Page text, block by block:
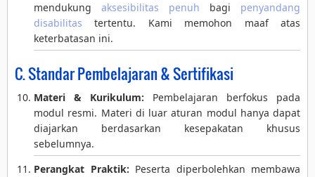
mendukung aksesibilitas penuh bagi penyandang
disabilitas tertentu. Kami memohon maaf atas
keterbatasan ini.
C. Standar Pembelajaran & Sertifikasi
Materi & Kurikulum: Pembelajaran berfokus pada
modul resmi. Materi di luar aturan modul hanya dapat
diajarkan berdasarkan kesepakatan khusus
sebelumnya.
Perangkat Praktik: Peserta diperbolehkan membawa